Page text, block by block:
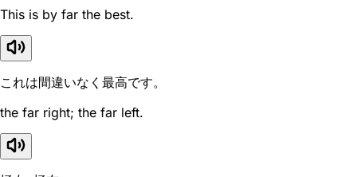
This is by far the best.
これは間違いなく最高です。
the far right; the far left.